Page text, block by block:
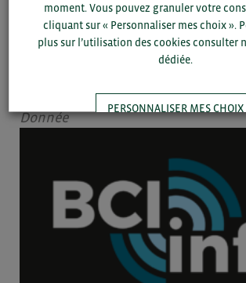
19/03 - 2026 ARTICLE
Donnée
moment. Vous pouvez granuler votre
cliquant sur « Personnaliser mes choix ».
plus sur l’utilisation des cookies consulter
dédiée.
PERSONNALISER MES CHOIX
TOUT ACCEPTER